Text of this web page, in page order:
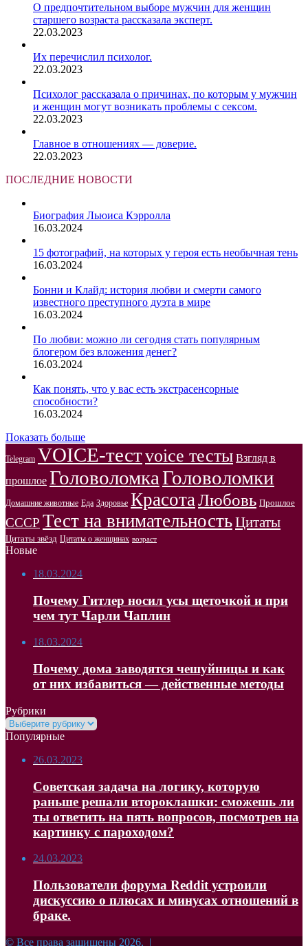
О предпочтительном выборе мужчин для женщин
старшего возраста рассказала эксперт.
22.03.2023
Их перечислил психолог.
22.03.2023
Психолог рассказала о причинах, по которым у мужчин
и женщин могут возникать проблемы с сексом.
22.03.2023
Главное в отношениях — доверие.
22.03.2023
ПОСЛЕДНИЕ НОВОСТИ
Биография Льюиса Кэрролла
16.03.2024
15 фотографий, на которых у героя есть необычная тень
16.03.2024
Бонни и Клайд: история любви и смерти самого
известного преступного дуэта в мире
16.03.2024
По любви: можно ли сегодня стать популярным
блогером без вложения денег?
16.03.2024
Как понять, что у вас есть экстрасенсорные
способности?
16.03.2024
Показать больше
Telegram VOICE-тестvoice тесты Взгляд в
прошлое ГоловоломкаГоловоломки
Домашние животные Еда Здоровье Красота Любовь Прошлое
СССР Тест на внимательностьЦитаты
Цитаты звёзд Цитаты о женщинах возраст
Новые
18.03.2024
Почему Гитлер носил усы щеточкой и при
чем тут Чарли Чаплин
18.03.2024
Почему дома заводятся чешуйницы и как
от них избавиться — действенные методы
Рубрики
Рубрики
Популярные
26.03.2023
Советская задача на логику, которую
раньше решали второклашки: сможешь ли
ты ответить на пять вопросов, посмотрев на
картинку с пароходом?
24.03.2023
Пользователи форума Reddit устроили
дискуссию о плюсах и минусах отношений в
браке.
© Все права защищены 2026, |